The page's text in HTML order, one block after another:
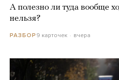
А полезно ли туда вообще
нельзя?
РАЗБОР 9 карточек вчера